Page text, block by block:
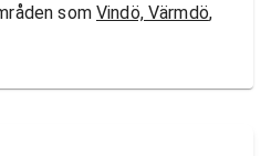
som Vindö, Värmdö,